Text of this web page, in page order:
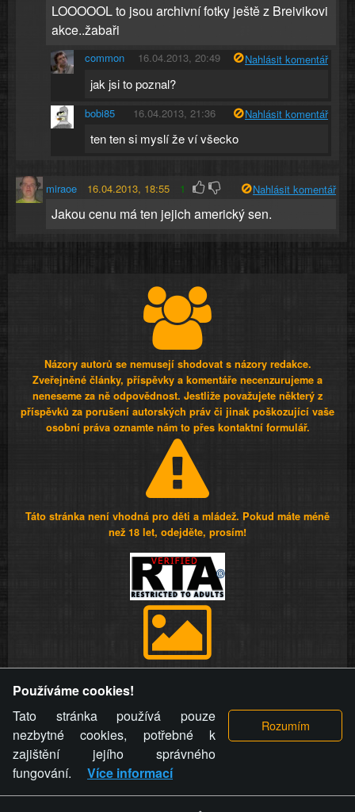
LOOOOOL to jsou archivní fotky ještě z Breivikovi
akce..žabaři
common 16.04.2013, 20:49 Nahlásit komentář
jak jsi to poznal?
bobi85 16.04.2013, 21:36 Nahlásit komentář
ten ten si myslí že ví všecko
miraoe 16.04.2013, 18:55 1 Nahlásit komentář
Jakou cenu má ten jejich americký sen.
Názory autorů se nemusejí shodovat s názory redakce.
Zveřejněné články, příspěvky a komentáře necenzurujeme a
neneseme za ně odpovědnost. Jestliže považujete některý z
příspěvků za porušení autorských práv či jinak poškozující vaše
osobní práva oznamte nám to přes kontaktní formulář.
Táto stránka není vhodná pro děti a mládež. Pokud máte méně
než 18 let, odejděte, prosím!
videa a komentáře. Osoba, které se toto opatření provozovatele
stránky týče, ani osoba, která umístila fotografii nebo video na
stránku, nemůže z důvodu odstranění fotografie, videa nebo
komentáře pro výše uvedenou okolnost uplatnit vůči
provozovateli stránky žádný nárok na náhradu škody nebo
nemajetkové újmy.
Používáme cookies!
Tato stránka používá pouze
nezbytné cookies, potřebné k
zajištění jejího správného
fungování.
Více informací